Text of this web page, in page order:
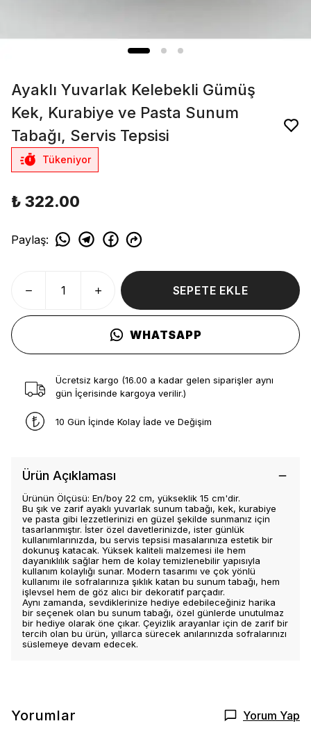
Ayaklı Yuvarlak Kelebekli Gümüş
Kek, Kurabiye ve Pasta Sunum
Tabağı, Servis Tepsisi
Tükeniyor
₺ 322.00
Paylaş:
SEPETE EKLE
WHATSAPP
Ücretsiz kargo (16.00 a kadar gelen siparişler aynı
gün İçerisinde kargoya verilir.)
10 Gün İçinde Kolay İade ve Değişim
Ürün Açıklaması
Ürünün Ölçüsü: En/boy 22 cm, yükseklik 15 cm'dir.
Bu şık ve zarif ayaklı yuvarlak sunum tabağı, kek, kurabiye
ve pasta gibi lezzetlerinizi en güzel şekilde sunmanız için
tasarlanmıştır. İster özel davetlerinizde, ister günlük
kullanımlarınızda, bu servis tepsisi masalarınıza estetik bir
dokunuş katacak. Yüksek kaliteli malzemesi ile hem
dayanıklılık sağlar hem de kolay temizlenebilir yapısıyla
kullanım kolaylığı sunar. Modern tasarımı ve çok yönlü
kullanımı ile sofralarınıza şıklık katan bu sunum tabağı, hem
işlevsel hem de göz alıcı bir dekoratif parçadır.
Aynı zamanda, sevdiklerinize hediye edebileceğiniz harika
bir seçenek olan bu sunum tabağı, özel günlerde unutulmaz
bir hediye olarak öne çıkar. Çeyizlik arayanlar için de zarif bir
tercih olan bu ürün, yıllarca sürecek anılarınızda sofralarınızı
süslemeye devam edecek.
Yorumlar Yorum Yap